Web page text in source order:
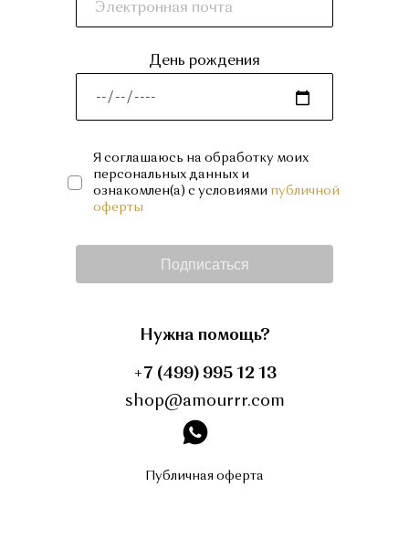
День рождения
Я соглашаюсь на обработку моих
персональных данных и
ознакомлен(а) с условиями публичной
оферты
Подписаться
Нужна помощь?
+7 (499) 995 12 13
shop@amourrr.com
instagram
Публичная оферта